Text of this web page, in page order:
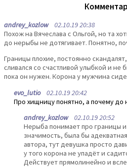
andrey_kozlow02.10.19 20:38
Похож на Вячеслава с Ольгой, но та
до нерыбы не дотягивает. Понятно,
Границы плохие, постоянно
сливался со счастливой улыбкой и не
пока он нужен. Корона у мужчина
evo_lutio02.10.19 20:42
Про хищницу понятно, а почему до
andrey_kozlow02.10.19 20:52
Нерыба понимает про границы
значимость, была бы
автора, тут девушка просто
у того корона не упадёт и
Действует прямолинейно и